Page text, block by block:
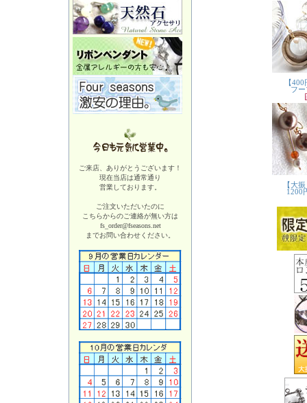
ご来店、ありがとうございます！
現在当店は通常通り
営業しております。
ご注文いただいたのに
こちらからのご連絡が無い方は
fs_order@fseasons.net
までお問い合わせください。